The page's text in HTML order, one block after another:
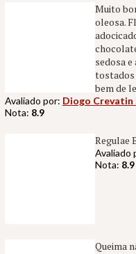
Muito
oleosa.
sedosa
tostados
bem de
Avaliado por: Diogo Crevatin
Nota: 8.9
Regulae
Avaliado
Nota: 8.9
Queima